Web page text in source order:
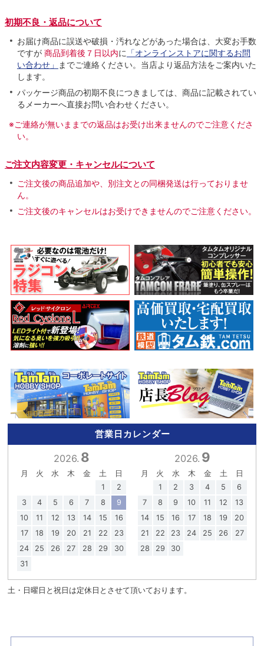
初期不良・返品について
お届け商品に誤送や破損・汚れなどがあった場合は、大変お手数
ですが 商品到着後７日以内に 「オンラインストアに関するお問
い合わせ」
までご連絡ください。当店より返品方法をご案内いた
します。
パッケージ商品の初期不良につきましては、商品に記載されてい
るメーカーへ直接お問い合わせください。
※ご連絡が無いままでの返品はお受け出来ませんのでご注意くださ
い。
ご注文内容変更・キャンセルについて
ご注文後の商品追加や、別注文との同梱発送は行っておりませ
ん。
ご注文後のキャンセルはお受けできませんのでご注意ください。
営業日カレンダー
2026. 8
月 火 水 木 金 土
日
1
2
3
4 5 6 7 8
9
10
11 12 13 14 15
16
17
18 19 20 21 22
23
24
25 26 27 28 29
30
31
2026. 9
月 火 水 木 金 土
日
1
2 3 4 5
6
7
8 9 10 11 12
13
14
15 16 17 18 19
20
21
22 23 24 25 26
27
28
29 30
土・日曜日と祝日は定休日とさせて頂いております。